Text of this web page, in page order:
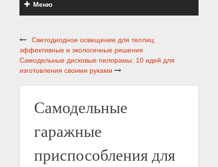
Меню
Светодиодное освещение для теплиц:
эффективные и экологичные решения
Самодельные дисковые пилорамы: 10 идей для
изготовления своими руками
Самодельные
гаражные
приспособления для